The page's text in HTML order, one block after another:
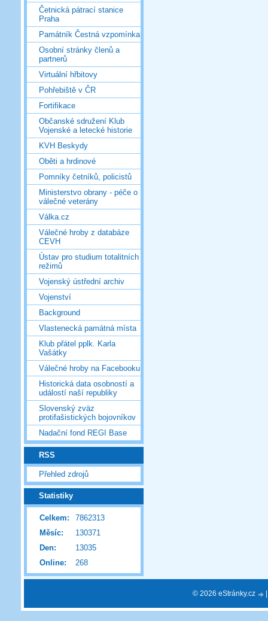
Četnická pátrací stanice
Praha
Památník Čestná vzpomínka
Osobní stránky členů a
partnerů
Virtuální hřbitovy
Pohřebiště v ČR
Fortifikace
Občanské sdružení Klub
Vojenské a letecké historie
KVH Beskydy
Oběti a hrdinové
Pomníky četníků, policistů
Ministerstvo obrany - péče o
válečné veterány
Válka.cz
Válečné hroby z databáze
CEVH
Ústav pro studium totalitních
režimů
Vojenský ústřední archiv
Vojenství
Background
Vlastenecká památná místa
Klub přátel pplk. Karla
Vašátky
Válečné hroby na Facebooku
Historická data osobností a
událostí naší republiky
Slovenský zväz
protifašistických bojovníkov
Nadační fond REGI Base
RSS
Přehled zdrojů
Statistiky
Online: 268
Celkem:
7862313
Měsíc:
130371
Den:
13035
© 2026 eStránky.cz